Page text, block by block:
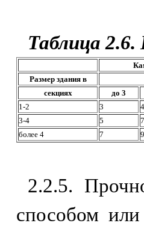
Таблица
Размер здания в
секциях
до 3
1-2
3 4
3-4
5 7
более 4
7 9
2.2.5.
способом